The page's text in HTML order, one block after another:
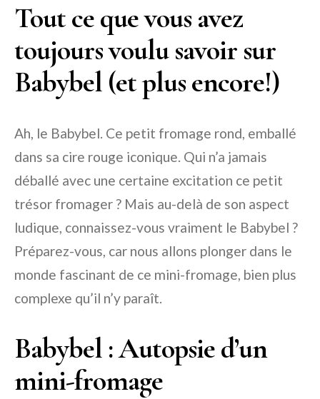
Tout ce que vous avez
toujours voulu savoir sur
Babybel (et plus encore!)
Ah, le Babybel. Ce petit fromage rond, emballé
dans sa cire rouge iconique. Qui n’a jamais
déballé avec une certaine excitation ce petit
trésor fromager ? Mais au-delà de son aspect
ludique, connaissez-vous vraiment le Babybel ?
Préparez-vous, car nous allons plonger dans le
monde fascinant de ce mini-fromage, bien plus
complexe qu’il n’y paraît.
Babybel : Autopsie d’un
mini-fromage